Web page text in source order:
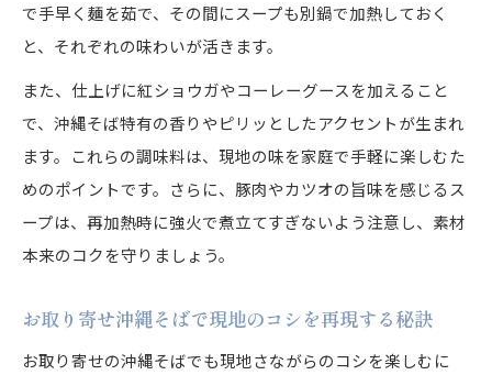
沖縄そばがギフトに最適な理由と魅力
贈答用沖縄そばの選び方と包装の工夫
沖縄そばお取り寄せで感謝を伝える方法
おいしい沖縄そばギフトで特別な時間を演出
沖縄そばを贈るときのおすすめアレンジ
伝統の沖縄そばが全国で味わえる幸せを語る
沖縄そばが全国で愛される理由を探る
沖縄そば通販で広がる食文化の魅力
沖縄そばセットで家庭に伝統の和をプラス
で手早く麺を茹で、その間にスープも別鍋で加熱しておく
と、それぞれの味わいが活きます。
また、仕上げに紅ショウガやコーレーグースを加えること
で、沖縄そば特有の香りやピリッとしたアクセントが生まれ
ます。これらの調味料は、現地の味を家庭で手軽に楽しむた
めのポイントです。さらに、豚肉やカツオの旨味を感じるス
ープは、再加熱時に強火で煮立てすぎないよう注意し、素材
本来のコクを守りましょう。
お取り寄せ沖縄そばで現地のコシを再現する秘訣
お取り寄せの沖縄そばでも現地さながらのコシを楽しむに